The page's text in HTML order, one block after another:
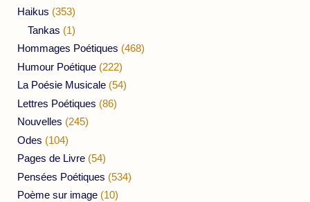
Haikus (353)
Tankas (1)
Hommages Poétiques (468)
Humour Poétique (222)
La Poésie Musicale (54)
Lettres Poétiques (86)
Nouvelles (245)
Odes (104)
Pages de Livre (54)
Pensées Poétiques (534)
Poème sur image (10)